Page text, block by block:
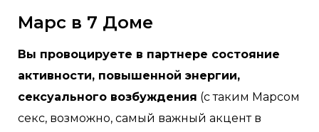
Марс в 7 Доме
Вы провоцируете в партнере состояние
активности, повышенной энергии,
сексуального возбуждения (с таким Марсом
секс, возможно, самый важный акцент в